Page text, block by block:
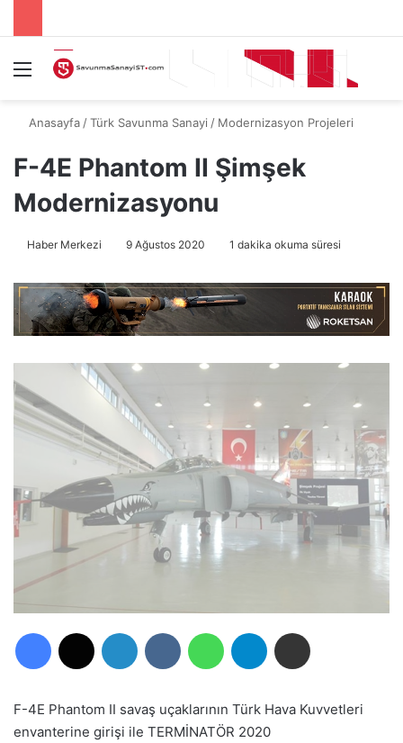
Menü
Anasayfa /Türk Savunma Sanayi / Modernizasyon Projeleri
F-4E Phantom II Şimşek
Modernizasyonu
Haber Merkezi 9 Ağustos 2020 1 dakika okuma süresi
F-4E Phantom II savaş uçaklarının Türk Hava Kuvvetleri
envanterine girişi ile TERMİNATÖR 2020